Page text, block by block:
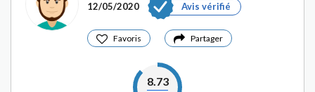
12/05/2020
Avis vérifié
Favoris Partager
8.73